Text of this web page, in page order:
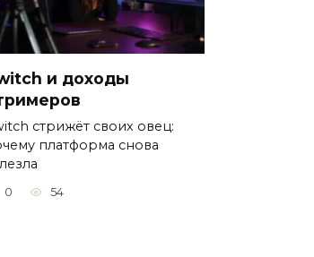
и доходы
стрижёт своих овец:
платформа снова
0 54